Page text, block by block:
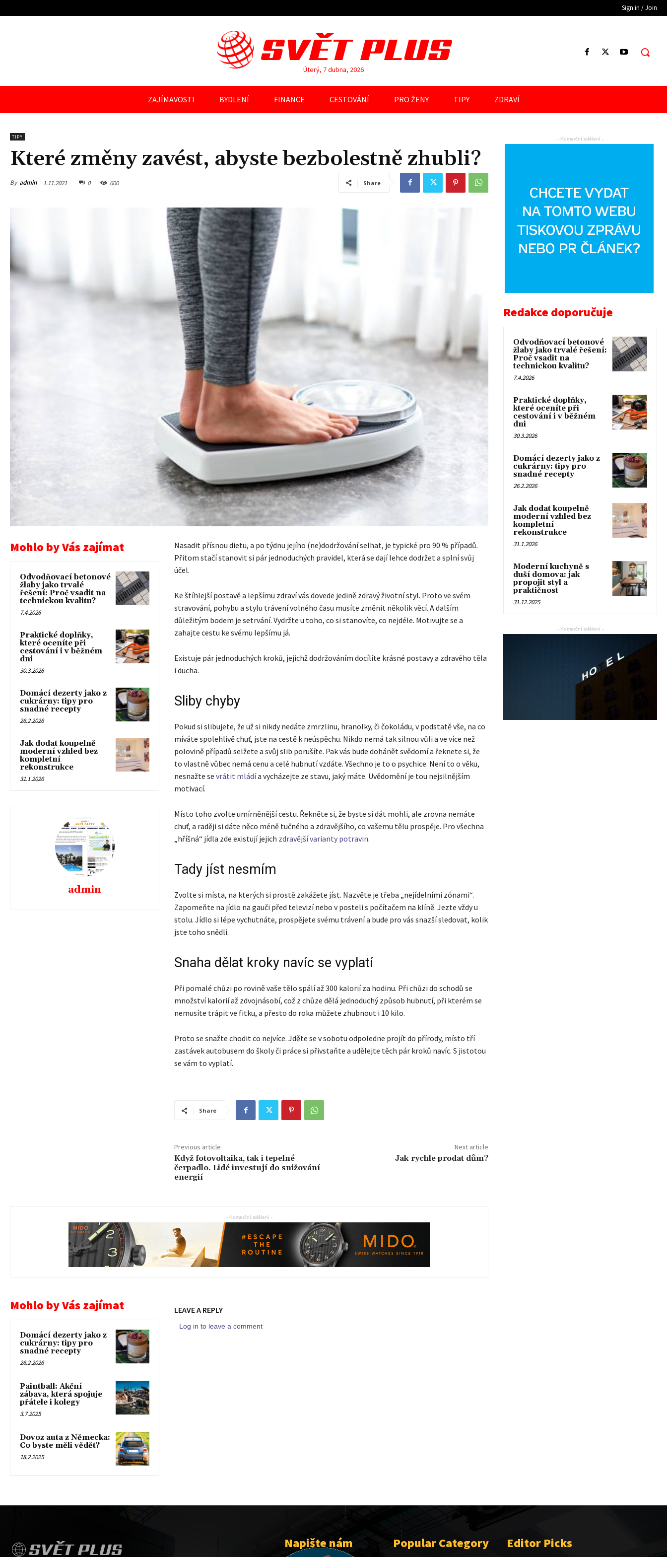
Sign in / Join
SVĚT PLUS
Úterý, 7 dubna, 2026
ZAJÍMAVOSTI BYDLENÍ FINANCE CESTOVÁNÍ PRO ŽENY TIPY ZDRAVÍ
TIPY
Které změny zavést, abyste bezbolestně zhubli?
By admin 1.11.2021 0 600 Share
Mohlo by Vás zajímat
Odvodňovací betonové
žlaby jako trvalé
řešení: Proč vsadit na
technickou kvalitu?
7.4.2026
Praktické doplňky,
které oceníte při
cestování i v běžném
dni
30.3.2026
Domácí dezerty jako z
cukrárny: tipy pro
snadné recepty
26.2.2026
Jak dodat koupelně
moderní vzhled bez
kompletní
rekonstrukce
31.1.2026
admin
Nasadit přísnou dietu, a po týdnu jejího (ne)dodržování selhat, je typické pro 90 % případů.
Přitom stačí stanovit si pár jednoduchých pravidel, která se dají lehce dodržet a splní svůj
účel.
Ke štíhlejší postavě a lepšímu zdraví vás dovede jedině zdravý životní styl. Proto ve svém
stravování, pohybu a stylu trávení volného času musíte změnit několik věcí. A dalším
důležitým bodem je setrvání. Vydržte u toho, co si stanovíte, co nejdéle. Motivujte se a
zahajte cestu ke svému lepšímu já.
Existuje pár jednoduchých kroků, jejichž dodržováním docílíte krásné postavy a zdravého těla
i ducha.
Sliby chyby
Pokud si slibujete, že už si nikdy nedáte zmrzlinu, hranolky, či čokoládu, v podstatě vše, na co
míváte spolehlivě chuť, jste na cestě k neúspěchu. Nikdo nemá tak silnou vůli a ve více než
polovině případů selžete a svůj slib porušíte. Pak vás bude dohánět svědomí a řeknete si, že
to vlastně vůbec nemá cenu a celé hubnutí vzdáte. Všechno je to o psychice. Není to o věku,
nesnažte sevrátit mládía vycházejte ze stavu, jaký máte. Uvědomění je tou nejsilnějším
motivací.
Místo toho zvolte umírněnější cestu. Řekněte si, že byste si dát mohli, ale zrovna nemáte
chuť, a raději si dáte něco méně tučného a zdravějšího, co vašemu tělu prospěje. Pro všechna
„hříšná“ jídla zde existují jejich zdravější varianty potravin.
Tady jíst nesmím
Zvolte si místa, na kterých si prostě zakážete jíst. Nazvěte je třeba „nejídelními zónami“.
Zapomeňte na jídlo na gauči před televizí nebo v posteli s počítačem na klíně. Jezte vždy u
stolu. Jídlo si lépe vychutnáte, prospějete svému trávení a bude pro vás snazší sledovat, kolik
jste toho snědli.
Snaha dělat kroky navíc se vyplatí
Při pomalé chůzi po rovině vaše tělo spálí až 300 kalorií za hodinu. Při chůzi do schodů se
množství kalorií až zdvojnásobí, což z chůze dělá jednoduchý způsob hubnutí, při kterém se
nemusíte trápit ve fitku, a přesto do roka můžete zhubnout i 10 kilo.
Proto se snažte chodit co nejvíce. Jděte se v sobotu odpoledne projít do přírody, místo tří
zastávek autobusem do školy či práce si přivstaňte a udělejte těch pár kroků navíc. S jistotou
se vám to vyplatí.
Share
Previous article
Když fotovoltaika, tak i tepelné
čerpadlo. Lidé investují do snižování
energií
Next article
Jak rychle prodat dům?
- Komerční sdělení -
Mohlo by Vás zajímat
Domácí dezerty jako z
cukrárny: tipy pro
snadné recepty
26.2.2026
Paintball: Akční
zábava, která spojuje
přátele i kolegy
3.7.2025
Dovoz auta z Německa:
Co byste měli vědět?
18.2.2025
LEAVE A REPLY
Log in to leave a comment
- Komerční sdělení -
Redakce doporučuje
Odvodňovací betonové
žlaby jako trvalé řešení:
Proč vsadit na
technickou kvalitu?
7.4.2026
Praktické doplňky,
které oceníte při
cestování i v běžném
dni
30.3.2026
Domácí dezerty jako z
cukrárny: tipy pro
snadné recepty
26.2.2026
Jak dodat koupelně
moderní vzhled bez
kompletní
rekonstrukce
31.1.2026
Moderní kuchyně s
duší domova: jak
propojit styl a
praktičnost
31.12.2025
- Komerční sdělení -
SVĚT PLUS Napište nám Popular Category Editor Picks